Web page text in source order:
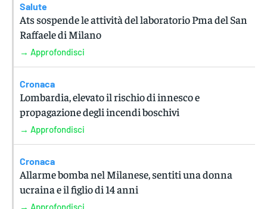
Salute
Ats sospende le attività del laboratorio Pma del San
Raffaele di Milano
→ Approfondisci
Cronaca
Lombardia, elevato il rischio di innesco e
propagazione degli incendi boschivi
→ Approfondisci
Cronaca
Allarme bomba nel Milanese, sentiti una donna
ucraina e il figlio di 14 anni
→ Approfondisci